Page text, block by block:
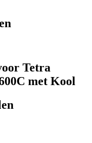
Tetra
met Kool